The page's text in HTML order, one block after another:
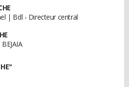
| Bdl - Directeur central